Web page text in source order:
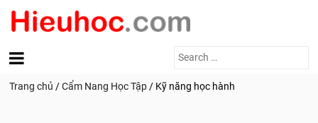
Search
Trang chủ /Cẩm Nang Học Tập / Kỹ năng học hành